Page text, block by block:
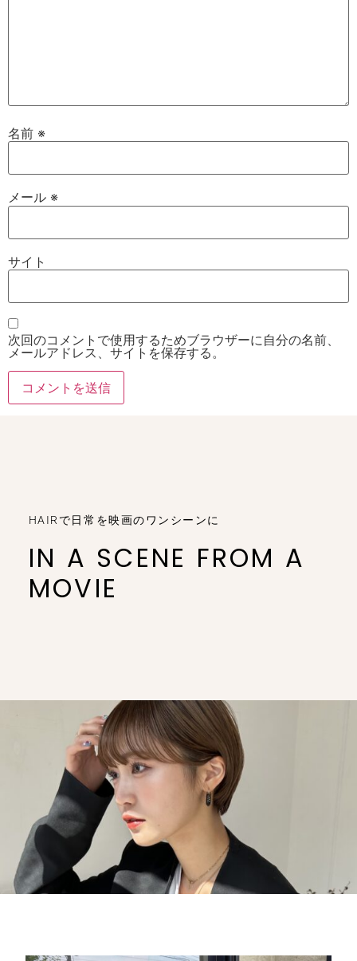
名前 ※
メール ※
サイト
次回のコメントで使用するためブラウザーに自分の名前、
メールアドレス、サイトを保存する。
HAIRで日常を映画のワンシーンに
IN A SCENE FROM A
MOVIE